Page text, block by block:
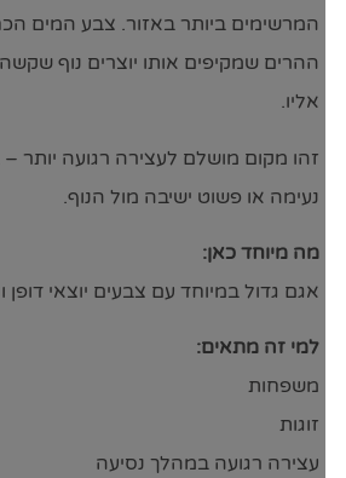
המרשימים ביותר באזור. צבע המים
ההרים שמקיפים אותו יוצרים נוף שקשה
אליו.
זהו מקום מושלם לעצירה רגועה יותר –
נעימה או פשוט ישיבה מול הנוף.
מה מיוחד כאן:
אגם גדול במיוחד עם צבעים יוצאי דופן
למי זה מתאים:
משפחות
זוגות
עצירה רגועה במהלך נסיעה